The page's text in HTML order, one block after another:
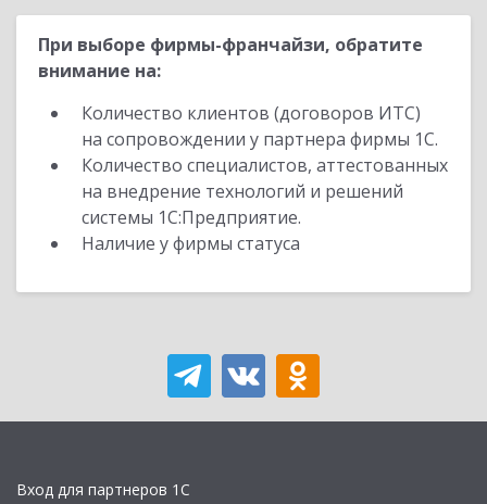
При выборе фирмы-франчайзи, обратите
внимание на:
Количество клиентов (договоров ИТС)
на сопровождении у партнера фирмы 1С.
Количество специалистов, аттестованных
на внедрение технологий и решений
системы 1С:Предприятие.
Наличие у фирмы статуса
Вход для партнеров 1С